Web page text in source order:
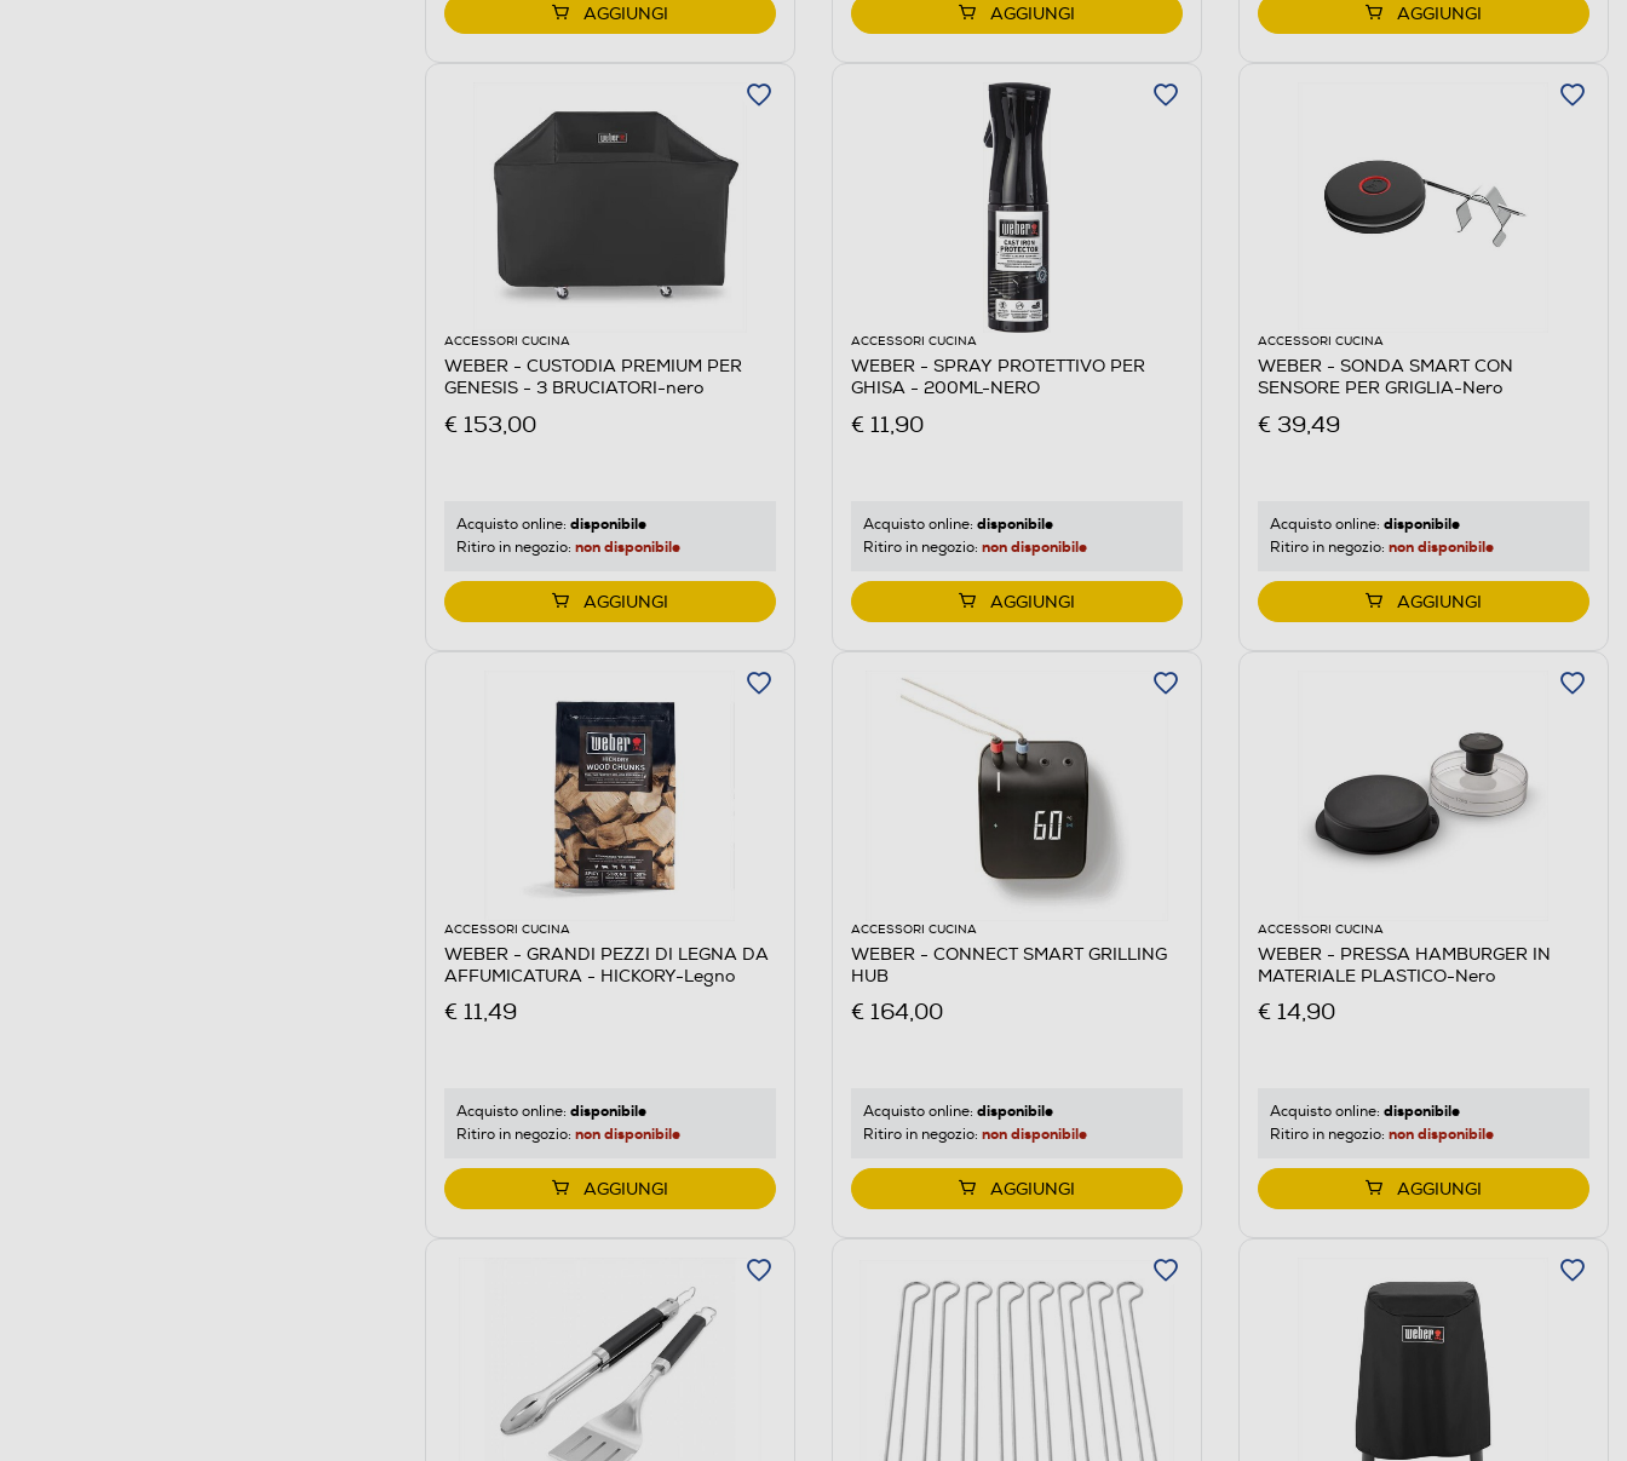
AGGIUNGI AGGIUNGI AGGIUNGI
ACCESSORI CUCINA
WEBER - CUSTODIA PREMIUM PER
GENESIS - 3 BRUCIATORI-nero
€ 153,00
Acquisto online: disponibile
Ritiro in negozio: non disponibile
AGGIUNGI
ACCESSORI CUCINA
WEBER - SPRAY PROTETTIVO PER
GHISA - 200ML-NERO
€ 11,90
Acquisto online: disponibile
Ritiro in negozio: non disponibile
AGGIUNGI
ACCESSORI CUCINA
WEBER - SONDA SMART CON
SENSORE PER GRIGLIA-Nero
€ 39,49
Acquisto online: disponibile
Ritiro in negozio: non disponibile
AGGIUNGI
ACCESSORI CUCINA
WEBER - GRANDI PEZZI DI LEGNA DA
AFFUMICATURA - HICKORY-Legno
€ 11,49
Acquisto online: disponibile
Ritiro in negozio: non disponibile
AGGIUNGI
ACCESSORI CUCINA
WEBER - CONNECT SMART GRILLING
HUB
€ 164,00
Acquisto online: disponibile
Ritiro in negozio: non disponibile
AGGIUNGI
ACCESSORI CUCINA
WEBER - PRESSA HAMBURGER IN
MATERIALE PLASTICO-Nero
€ 14,90
Acquisto online: disponibile
Ritiro in negozio: non disponibile
AGGIUNGI